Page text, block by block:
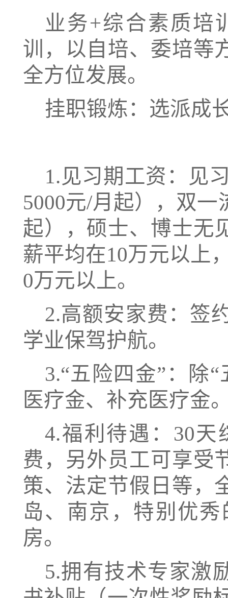
业务+综合素质培
训，以自培、委培等
全方位发展。
挂职锻炼：选派成
1.见习期工资：见
5000元/月起），双
起），硕士、博士无
薪平均在10万元以上
0万元以上。
2.高额安家费：签
学业保驾护航。
3.“五险四金”：除
医疗金、补充医疗金
4.福利待遇：30
费，另外员工可享受
策、法定节假日等，
岛、南京，特别优
房。
5.拥有技术专家激